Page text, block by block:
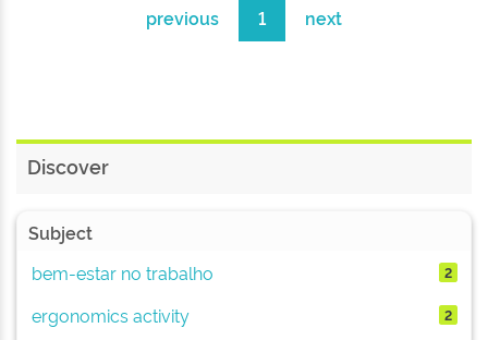
previous 1 next
Discover
Subject
bem-estar no trabalho
2
ergonomics activity 2